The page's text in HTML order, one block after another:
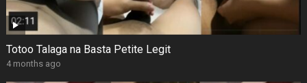
Totoo Talaga na Basta Petite Legit
4 months ago